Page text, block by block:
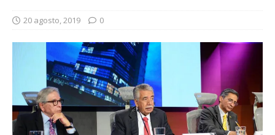
20 agosto, 2019 0